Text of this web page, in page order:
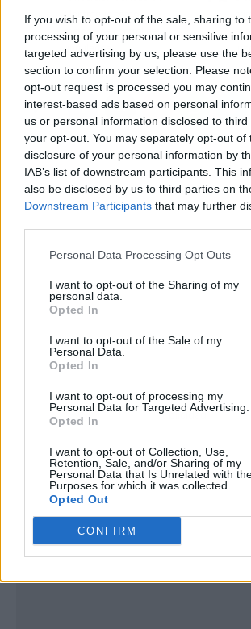
If you wish to opt-out of the sale, sharing to
processing of your personal or sensitive
targeted advertising by us, please use the
section to confirm your selection. Please
opt-out request is processed you may
interest-based ads based on personal
us or personal information disclosed to
your opt-out. You may separately opt-out of
disclosure of your personal information by
IAB’s list of downstream participants. This
also be disclosed by us to third parties on
Downstream Participants that may further
Personal Data Processing Opt Outs
I want to opt-out of the Sharing of my
personal data.
Opted In
I want to opt-out of the Sale of my
Personal Data.
Opted In
I want to opt-out of processing my
Personal Data for Targeted Advertising.
Opted In
I want to opt-out of Collection, Use,
Retention, Sale, and/or Sharing of my
Personal Data that Is Unrelated with
Purposes for which it was collected.
Opted Out
CONFIRM
Monfragüe como
método de control de
ungulados
si
Publicidad